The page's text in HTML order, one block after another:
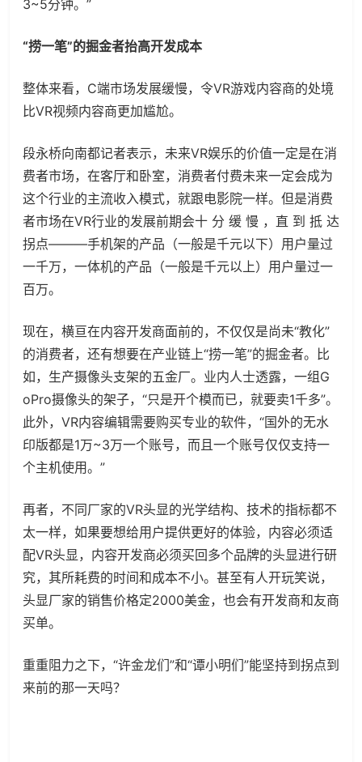
3~5分钟。”
“捞一笔”的掘金者抬高开发成本
整体来看，C端市场发展缓慢，令VR游戏内容商的处境
比VR视频内容商更加尴尬。
段永桥向南都记者表示，未来VR娱乐的价值一定是在消
费者市场，在客厅和卧室，消费者付费未来一定会成为
这个行业的主流收入模式，就跟电影院一样。但是消费
者市场在VR行业的发展前期会十 分 缓 慢 ，直 到 抵 达
拐点———手机架的产品（一般是千元以下）用户量过
一千万，一体机的产品（一般是千元以上）用户量过一
百万。
现在，横亘在内容开发商面前的，不仅仅是尚未“教化”
的消费者，还有想要在产业链上“捞一笔”的掘金者。比
如，生产摄像头支架的五金厂。业内人士透露，一组G
oPro摄像头的架子，“只是开个模而已，就要卖1千多”。
此外，VR内容编辑需要购买专业的软件，“国外的无水
印版都是1万~3万一个账号，而且一个账号仅仅支持一
个主机使用。”
再者，不同厂家的VR头显的光学结构、技术的指标都不
太一样，如果要想给用户提供更好的体验，内容必须适
配VR头显，内容开发商必须买回多个品牌的头显进行研
究，其所耗费的时间和成本不小。甚至有人开玩笑说，
头显厂家的销售价格定2000美金，也会有开发商和友商
买单。
重重阻力之下，“许金龙们”和“谭小明们”能坚持到拐点到
来前的那一天吗？